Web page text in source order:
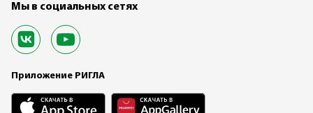
Мы в социальных сетях
Приложение РИГЛА